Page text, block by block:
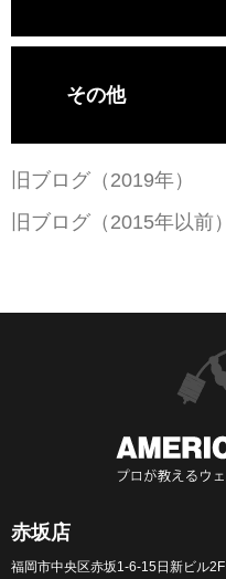
その他
旧ブログ（2019年）
旧ブログ（2015年以前）
赤坂店
福岡市中央区赤坂1-6-15日新ビル2F